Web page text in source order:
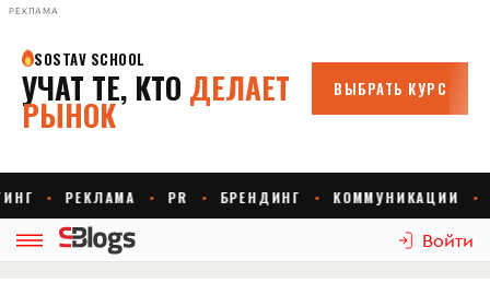
РЕКЛАМА
Войти